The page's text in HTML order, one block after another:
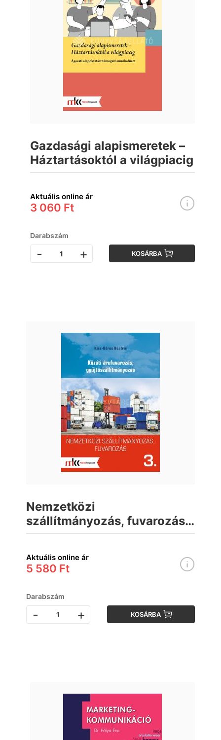
Gazdasági alapismeretek –
Háztartásoktól a világpiacig
Aktuális online ár
3 060 Ft
Darabszám
- + KOSÁRBA
Nemzetközi
szállítmányozás, fuvarozás
3.
Aktuális online ár
5 580 Ft
Darabszám
- + KOSÁRBA